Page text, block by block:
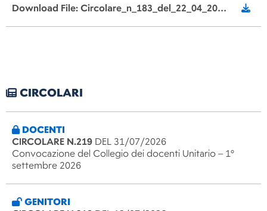
Download File: Circolare_n_183_del_22_04_2024_Chiusura_plessi_per_Elezioni_Primaria.pdf
CIRCOLARI
DOCENTI
CIRCOLARE N.219 DEL 31/07/2026
Convocazione del Collegio dei docenti Unitario – 1°
settembre 2026
GENITORI